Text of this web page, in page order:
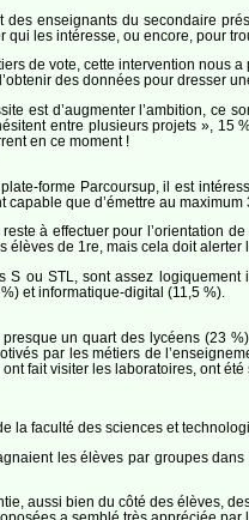
des enseignants du secondaire
qui les intéresse, ou encore, pour
de vote, cette intervention nous
des données pour dresser
est d’augmenter l’ambition, ce
entre plusieurs projets », 15
en ce moment !
forme Parcoursup, il est
capable que d’émettre au
à effectuer pour l’orientation
élèves de 1re, mais cela doit
ou STL, sont assez
et informatique-digital (11,5 %).
un quart des lycéens (23
par les métiers de
fait visiter les laboratoires, ont
la faculté des sciences et
les élèves par groupes
aussi bien du côté des élèves,